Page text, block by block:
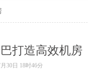
打造高效机房
30日 18时46分